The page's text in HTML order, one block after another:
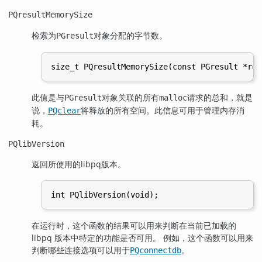
PQresultMemorySize
检索为PGresult对象分配的字节数。
此值是与PGresult对象关联的所有malloc请求的总和，就是
说， PQclear将释放的所有空间。此信息可用于管理内存消
耗。
PQlibVersion
返回所使用的libpq版本。
在运行时，这个函数的结果可以用来判断在当前已加载的
libpq 版本中特定的功能是否可用。 例如，这个函数可以用来
判断哪些连接选项可以用于PQconnectdb。